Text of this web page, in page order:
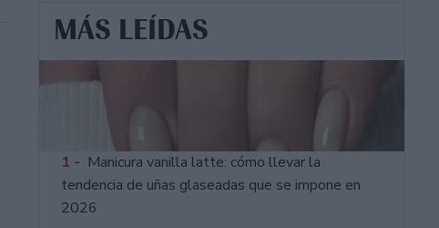
MÁS LEÍDAS
1 - Manicura vanilla latte: cómo llevar la
tendencia de uñas glaseadas que se impone en
2026